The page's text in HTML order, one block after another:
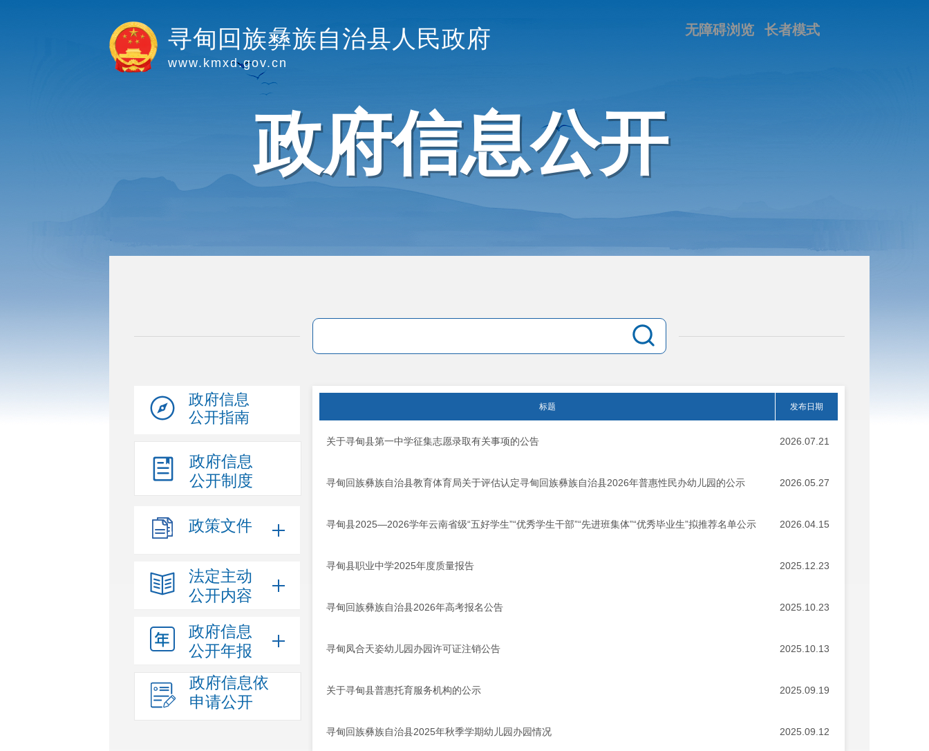
长者模式
无障碍浏览
寻甸回族彝族自治县人民政府
www.kmxd.gov.cn
政府信息公开
政府信息
公开指南
政府信息
公开制度
政策文件
法定主动
公开内容
政府信息
公开年报
政府信息依
申请公开
标题 发布日期
关于寻甸县第一中学征集志愿录取有关事项的公告 2026.07.21
寻甸回族彝族自治县教育体育局关于评估认定寻甸回族彝族自治县2026年普惠性民办幼儿园的公示 2026.05.27
寻甸县2025—2026学年云南省级“五好学生”“优秀学生干部”“先进班集体”“优秀毕业生”拟推荐名单公示 2026.04.15
寻甸县职业中学2025年度质量报告 2025.12.23
寻甸回族彝族自治县2026年高考报名公告 2025.10.23
寻甸凤合天姿幼儿园办园许可证注销公告 2025.10.13
关于寻甸县普惠托育服务机构的公示 2025.09.19
寻甸回族彝族自治县2025年秋季学期幼儿园办园情况 2025.09.12